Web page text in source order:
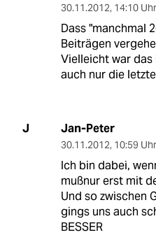
30.11.2012, 14:10 Uhr
Dass "manchmal
Beiträgen
Vielleicht war das
auch nur die
J Jan-Peter
30.11.2012, 10:59 Uhr
Ich bin dabei,
mußnur erst mit
Und so zwischen
gings uns auch
BESSER